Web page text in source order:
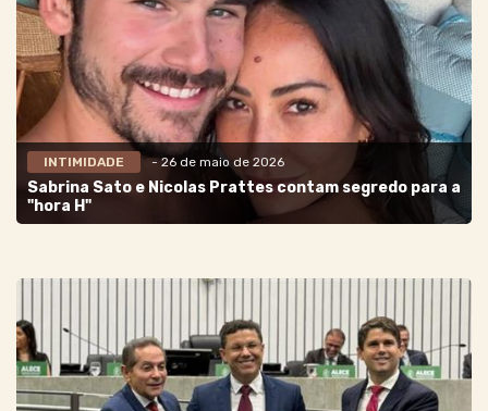
INTIMIDADE - 26 de maio de 2026
Sabrina Sato e Nicolas Prattes contam segredo para a
"hora H"